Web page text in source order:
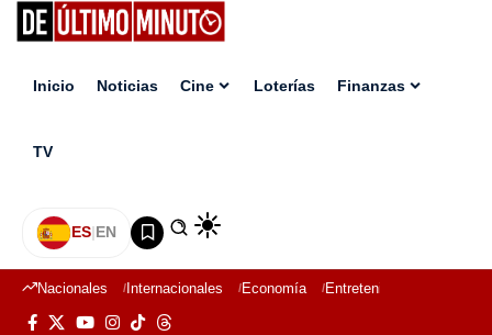
Inicio Noticias Cine Loterías Finanzas
TV
ES|EN
Nacionales Internacionales Economía Entretenimiento